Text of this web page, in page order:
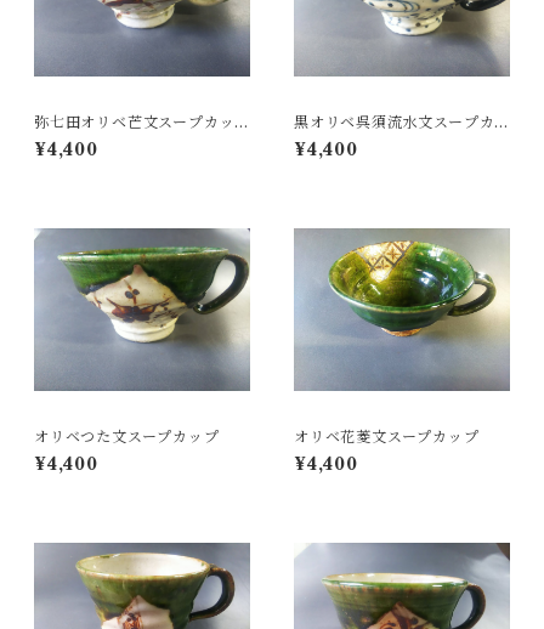
弥七田オリベ芒文スープカッ
プ
¥4,400
黒オリベ呉須流水文スープカ
ップ
¥4,400
オリベつた文スープカップ
¥4,400
オリベ花菱文スープカップ
¥4,400